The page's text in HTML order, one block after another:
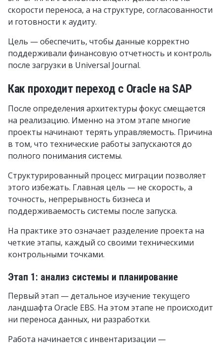
скорости переноса, а на структуре, согласованности
и готовности к аудиту.
Цель — обеспечить, чтобы данные корректно
поддерживали финансовую отчетность и контроль
после загрузки в Universal Journal.
Как проходит переход с Oracle на SAP
После определения архитектуры фокус смещается
на реализацию. Именно на этом этапе многие
проекты начинают терять управляемость. Причина
в том, что технические работы запускаются до
полного понимания системы.
Структурированный процесс миграции позволяет
этого избежать. Главная цель — не скорость, а
точность, непрерывность бизнеса и
поддерживаемость системы после запуска.
На практике это означает разделение проекта на
четкие этапы, каждый со своими техническими
контрольными точками.
Этап 1: анализ системы и планирование
Первый этап — детальное изучение текущего
ландшафта Oracle EBS. На этом этапе не происходит
ни переноса данных, ни разработки.
Работа начинается с инвентаризации —